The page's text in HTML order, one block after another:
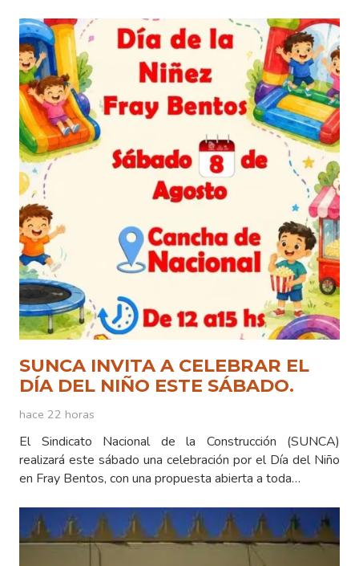
SUNCA INVITA A CELEBRAR EL
DÍA DEL NIÑO ESTE SÁBADO.
hace 22 horas
El Sindicato Nacional de la Construcción (SUNCA)
realizará este sábado una celebración por el Día del Niño
en Fray Bentos, con una propuesta abierta a toda…